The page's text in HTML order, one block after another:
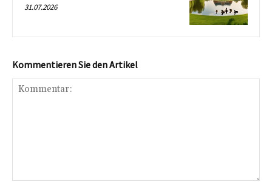
31.07.2026
Kommentieren Sie den Artikel